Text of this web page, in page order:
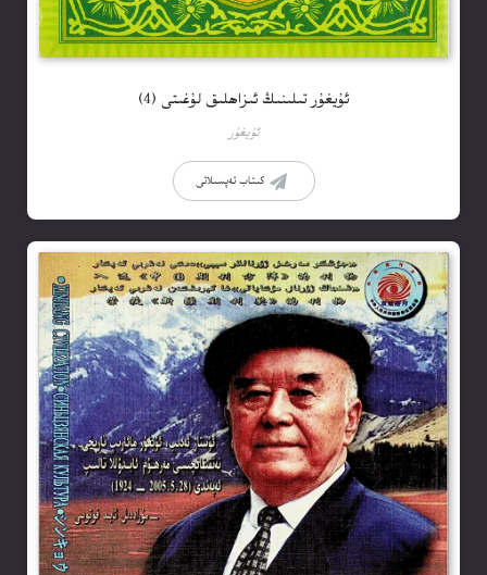
ئۇيغۇر تىلىنىڭ ئىزاھلىق لۇغىتى (4)
ئۇيغۇر
كىتاب تەپسىلاتى